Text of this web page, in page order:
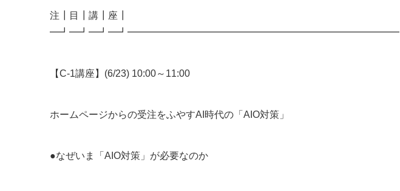
注┃目┃講┃座┃
━┛━┛━┛━┛━━━━━━━━━━━━━━━━━━━━━━━━━━━━
【C-1講座】(6/23) 10:00～11:00
ホームページからの受注をふやすAI時代の「AIO対策」
●なぜいま「AIO対策」が必要なのか